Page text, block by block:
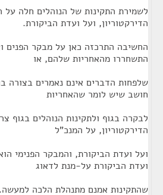
לשמירת התקינות של הנוהלים חלה על
הדירקטוריון, ועל ועדת הביקורת.
החשיבה התרכזה כאן על מבקר הפנים
התשחררו מהאחריות שלהם, או
שלפחות הדברים אינם נאמרים בצורה
חושב שיש לומר שהאחריות
לבקרה בגוף ולתקינות הנוהלים בגוף
הדירקטוריון, על המנכ"ל
ועל ועדת הביקורת, והמבקר הפנימי
ועדת הביקורת על-מנת לדאוג
שהתקינות אמנם מתנהלת הלכה